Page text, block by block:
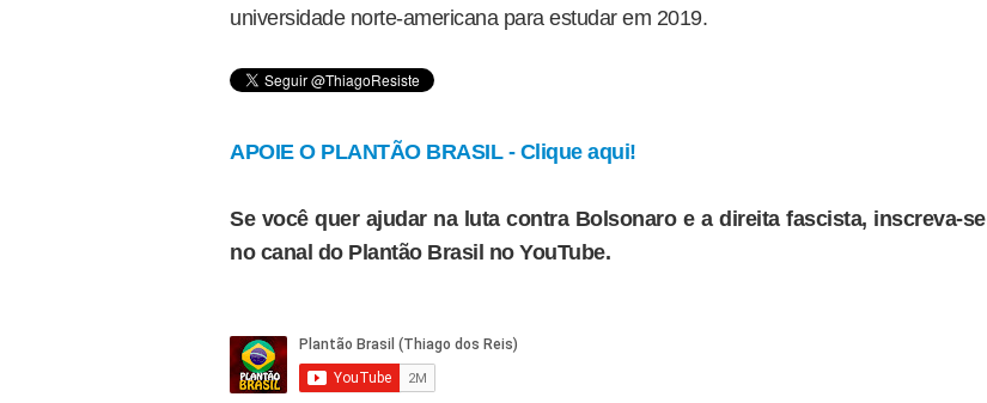
universidade norte-americana para estudar em 2019.
APOIE O PLANTÃO BRASIL - Clique aqui!
Se você quer ajudar na luta contra Bolsonaro e a direita fascista, inscreva-se
no canal do Plantão Brasil no YouTube.